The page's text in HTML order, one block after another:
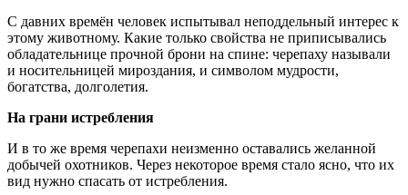
С давних времён человек испытывал неподдельный интерес к
этому животному. Какие только свойства не приписывались
обладательнице прочной брони на спине: черепаху называли
и носительницей мироздания, и символом мудрости,
богатства, долголетия.
На грани истребления
И в то же время черепахи неизменно оставались желанной
добычей охотников. Через некоторое время стало ясно, что их
вид нужно спасать от истребления.